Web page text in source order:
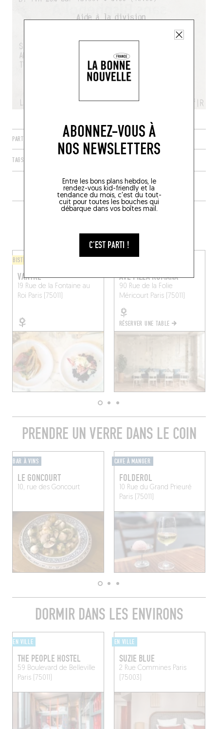
ABONNEZ-VOUS À
NOS NEWSLETTERS
Entre les bons plans hebdos, le
rendez-vous kid-friendly et la
tendance du mois, c'est du tout-
cuit pour toutes les bouches qui
débarque dans vos boîtes mail.
C'EST PARTI !
PARTAGER
TAGS
PLUS DE TABLES DE GENRE À
PROXIMITÉ
BISTROT
VANTRE
19 Rue de la Fontaine au
Roi Paris (75011)
AVE PIZZA ROMANA
90 Rue de la Folie
MéricourtParis (75011)
RÉSERVER UNE TABLE
PRENDRE UN VERRE DANS LE COIN
BAR À VINS
LE GONCOURT
10, rue des Goncourt
CAVE À MANGER
FOLDEROL
10 Rue du Grand Prieuré
Paris (75011)
DORMIR DANS LES ENVIRONS
EN VILLE
THE PEOPLE HOSTEL
59 Boulevard de Belleville
Paris (75011)
EN VILLE
SUZIE BLUE
2 Rue ComminesParis
(75003)